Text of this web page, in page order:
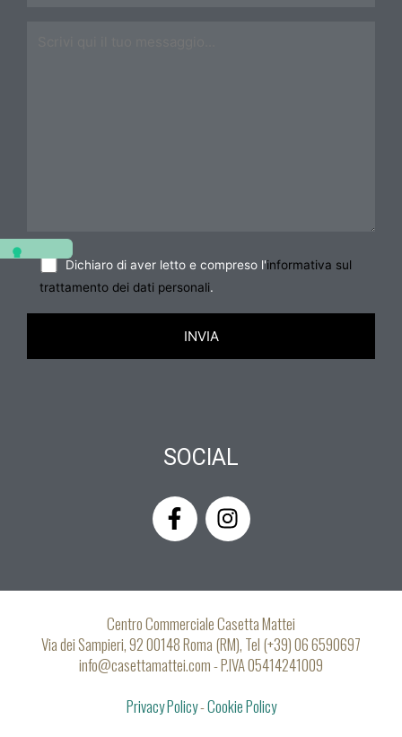
Dichiaro di aver letto e compreso l'informativa sul
trattamento dei dati personali.
SOCIAL
F
a
b
o
o
k
f
I
n
a
g
r
a
Centro Commerciale Casetta Mattei
Via dei Sampieri, 92 00148 Roma (RM), Tel (+39) 06 6590697
info@casettamattei.com - P.IVA 05414241009
Privacy Policy-Cookie Policy